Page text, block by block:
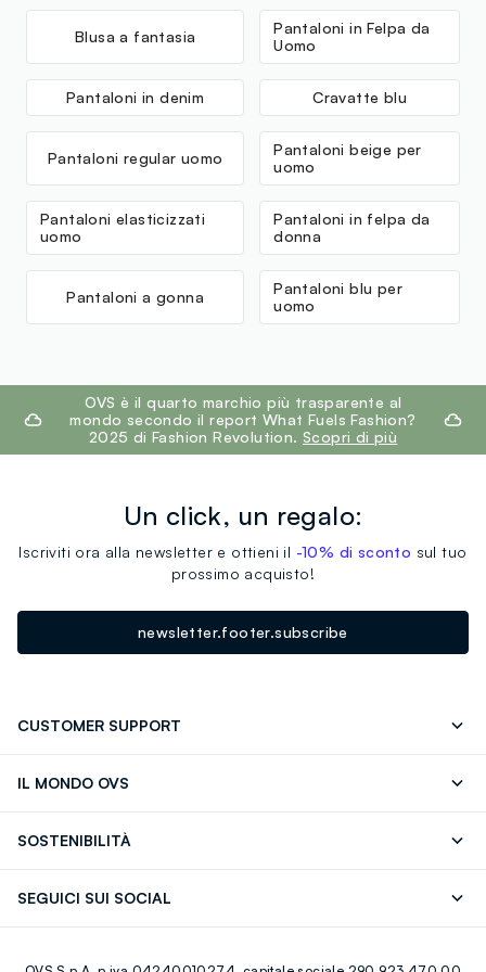
Blusa a fantasia
Pantaloni in Felpa da
Uomo
Pantaloni in denim Cravatte blu
Pantaloni regular uomo
Pantaloni beige per
uomo
Pantaloni elasticizzati
uomo
Pantaloni in felpa da
donna
Pantaloni a gonna
Pantaloni blu per
uomo
footer.ariatitleOVS è il quarto marchio più trasparente al
mondo secondo il report What Fuels Fashion?
2025 di Fashion Revolution. Scopri di più
Un click, un regalo:
Iscriviti ora alla newsletter e ottieni il -10% di sconto sul tuo
prossimo acquisto!
newsletter.footer.subscribe
CUSTOMER SUPPORT
IL MONDO OVS
Giftcard
SOSTENIBILITÀ
SEGUICI SUI SOCIAL